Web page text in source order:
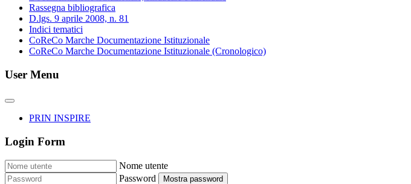
Rassegna bibliografica
D.lgs. 9 aprile 2008, n. 81
Indici tematici
CoReCo Marche Documentazione Istituzionale
CoReCo Marche Documentazione Istituzionale (Cronologico)
User Menu
PRIN INSPIRE
Login Form
Nome utente
Password
Mostra password